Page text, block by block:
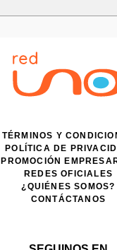
TÉRMINOS Y
POLÍTICA DE
PROMOCIÓN
REDES OFICIALES
¿QUIÉNES SOMOS?
CONTÁCTANOS